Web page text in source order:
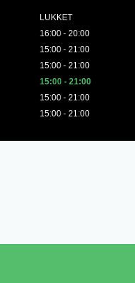
LUKKET
16:00 - 20:00
15:00 - 21:00
15:00 - 21:00
15:00 - 21:00
15:00 - 21:00
15:00 - 21:00